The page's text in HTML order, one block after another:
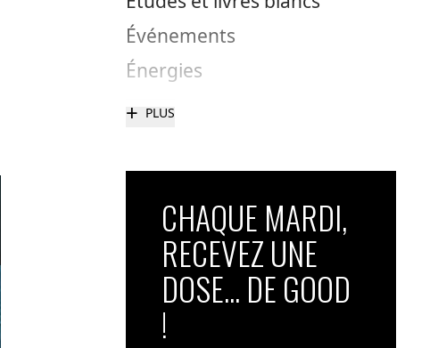
Événements
Énergies
+ PLUS
CHAQUE MARDI,
RECEVEZ UNE
DOSE... DE GOOD
!